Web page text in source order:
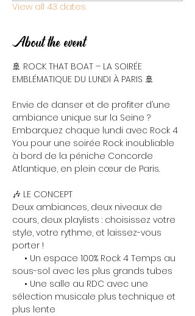
View all 43 dates
About the event
🚢 ROCK THAT BOAT – LA SOIRÉE
EMBLÉMATIQUE DU LUNDI À PARIS 🚢
Envie de danser et de profiter d’une
ambiance unique sur la Seine ?
Embarquez chaque lundi avec Rock 4
You pour une soirée Rock inoubliable
à bord de la péniche Concorde
Atlantique, en plein cœur de Paris.
🎶 LE CONCEPT
Deux ambiances, deux niveaux de
cours, deux playlists : choisissez votre
style, votre rythme, et laissez-vous
porter !
• Un espace 100% Rock 4 Temps au
sous-sol avec les plus grands tubes
• Une salle au RDC avec une
sélection musicale plus technique et
plus lente